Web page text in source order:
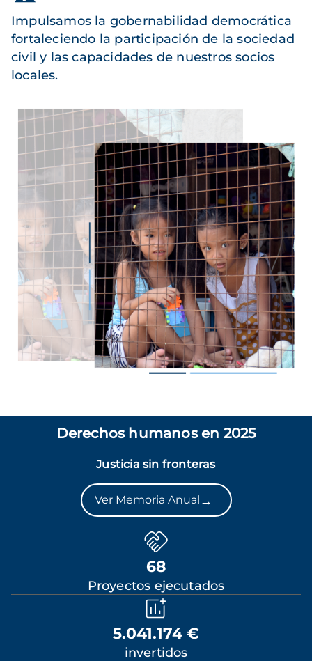
Impulsamos la gobernabilidad democrática
fortaleciendo la participación de la sociedad
civil y las capacidades de nuestros socios
locales.
Derechos humanos en 2025
Justicia sin fronteras
Ver Memoria Anual →
68
Proyectos ejecutados
5.041.174 €
invertidos